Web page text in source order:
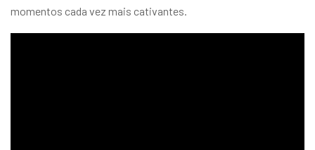
momentos cada vez mais cativantes.